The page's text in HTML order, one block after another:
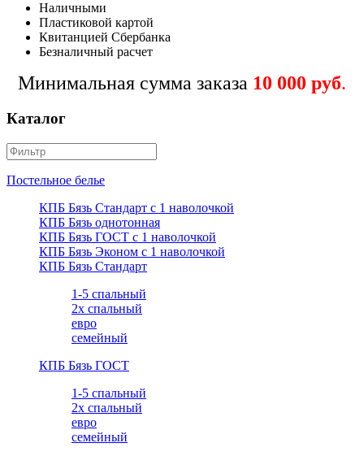
Наличными
Пластиковой картой
Квитанцией Сбербанка
Безналичный расчет
Минимальная сумма заказа 10 000 руб.
Каталог
Постельное белье
КПБ Бязь Стандарт c 1 наволочкой
КПБ Бязь однотонная
КПБ Бязь ГОСТ c 1 наволочкой
КПБ Бязь Эконом с 1 наволочкой
КПБ Бязь Стандарт
1-5 спальный
2х спальный
евро
семейный
КПБ Бязь ГОСТ
1-5 спальный
2х спальный
евро
семейный